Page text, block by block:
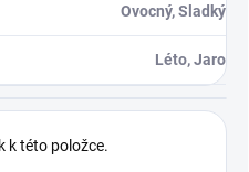
Ovocný, Sladký
Léto, Jaro
k této položce.